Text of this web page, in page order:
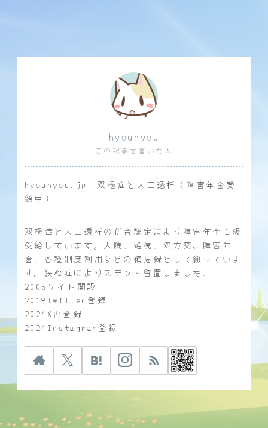
hyouhyou
この記事を書いた人
hyouhyou.jp｜双極症と人工透析（障害年金受
給中）
双極症と人工透析の併合認定により障害年金１級
受給しています。入院、通院、処方薬、障害年
金、各種制度利用などの備忘録として綴っていま
す。狭心症によりステント留置しました。
2005サイト開設
2019Twitter登録
2024X再登録
2024Instagram登録